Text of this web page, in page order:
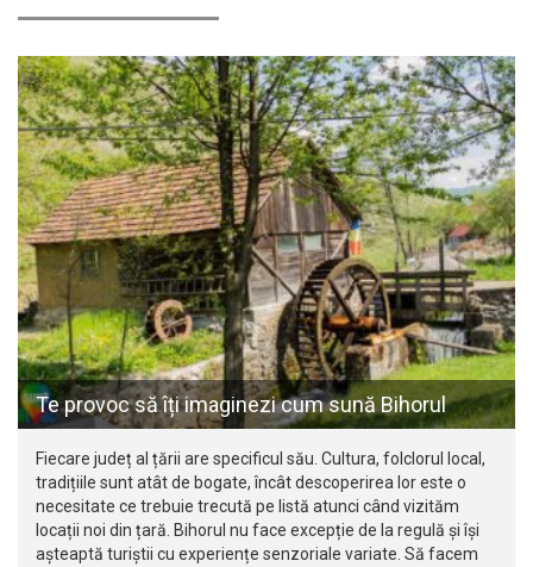
Te provoc să îți imaginezi cum sună Bihorul
Fiecare județ al țării are specificul său. Cultura, folclorul local,
tradițiile sunt atât de bogate, încât descoperirea lor este o
necesitate ce trebuie trecută pe listă atunci când vizităm
locații noi din țară. Bihorul nu face excepție de la regulă și își
așteaptă turiștii cu experiențe senzoriale variate. Să facem